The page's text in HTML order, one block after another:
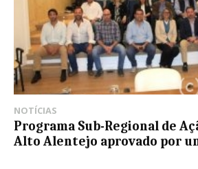
NOTÍCIAS
Programa Sub-Regional de
Alto Alentejo aprovado por